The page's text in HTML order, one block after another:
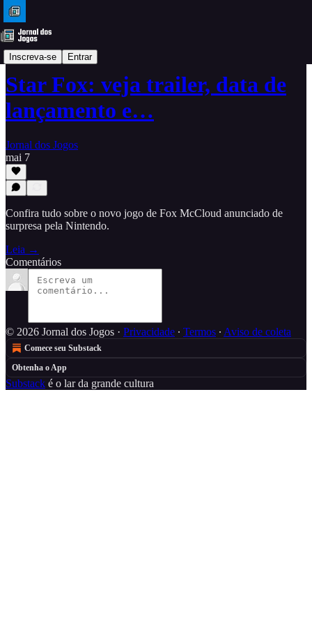
Inscreva-se Entrar
Dicas
Star Fox: veja trailer, data de
lançamento e…
Jornal dos Jogos
mai 7
Confira tudo sobre o novo jogo de Fox McCloud anunciado de
surpresa pela Nintendo.
Leia →
Comentários
© 2026 Jornal dos Jogos · Privacidade ∙ Termos ∙ Aviso de coleta
Comece seu Substack
Obtenha o App
Substack é o lar da grande cultura